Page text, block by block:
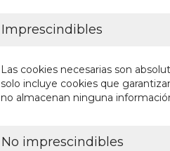
Imprescindibles
Las cookies necesarias son
solo incluye cookies que
no almacenan ninguna
No imprescindibles